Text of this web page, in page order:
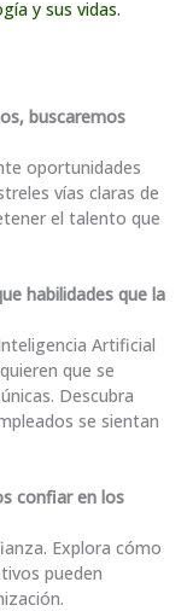
y sus vidas.
buscaremos
oportunidades
vías claras de
el talento que
habilidades que la
Artificial
que se
Descubra
se sientan
confiar en los
Explora cómo
pueden